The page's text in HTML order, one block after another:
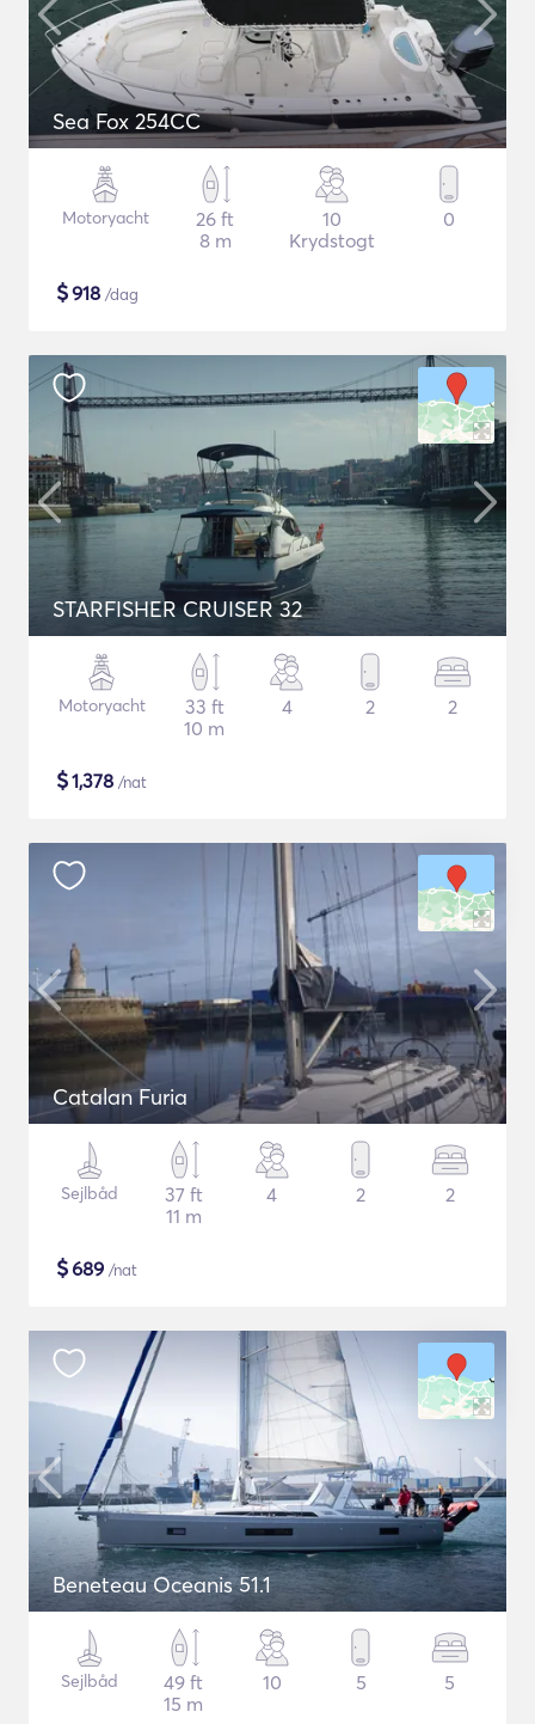
Sea Fox 254CC
Motoryacht
26 ft
8 m
10
Krydstogt
0
$918 /dag
STARFISHER CRUISER 32
Motoryacht
33 ft
10 m
4 2 2
$1,378 /nat
Catalan Furia
Sejlbåd
37 ft
11 m
4 2 2
$689 /nat
Beneteau Oceanis 51.1
Sejlbåd
49 ft
15 m
10 5 5